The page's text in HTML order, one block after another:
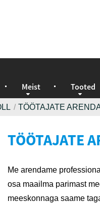
Meist Tooted
TÖÖTAJATE
TÖÖTAJATE
Me arendame
osa maailma parimast
meeskonnaga saame